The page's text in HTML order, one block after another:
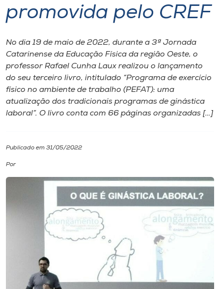
A
Internacionalização
I.nova
Cultura
CPA
promovida pelo CREF
No dia 19 de maio de 2022, durante a 3ª Jornada
Catarinense da Educação Física da região Oeste, o
professor Rafael Cunha Laux realizou o lançamento
do seu terceiro livro, intitulado “Programa de exercício
físico no ambiente de trabalho (PEFAT): uma
atualização dos tradicionais programas de ginástica
laboral”. O livro conta com 66 páginas organizadas […]
Publicado em 31/05/2022
Por